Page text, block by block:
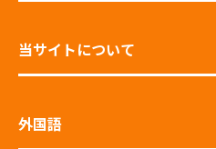
当サイトについて
外国語